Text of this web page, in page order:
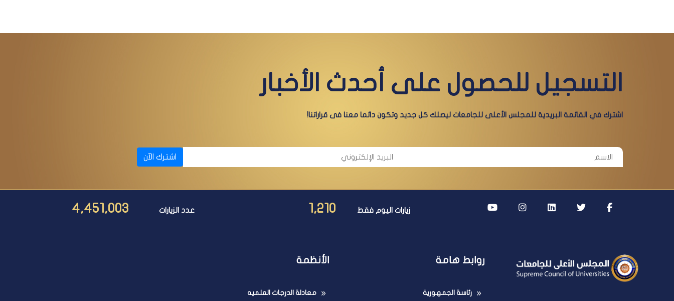
التسجيل للحصول على أحدث الأخبار
اشترك في القائمة البريدية للمجلس الأعلى للجامعات ليصلك كل جديد وتكون دائما معنا فى قراراتنا!
اشترك الآن
زيارات اليوم فقط 1,210 عدد الزيارات 4,451,003
روابط هامة
رئاسة الجمهورية
الأنظمة
معادلة الدرجات العلميه